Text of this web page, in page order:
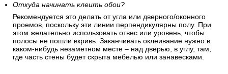
Откуда начинать клеить обои?
Рекомендуется это делать от угла или дверного/оконного
проемов, поскольку эти линии перпендикулярны полу. При
этом желательно использовать отвес или уровень, чтобы
полосы не пошли вкривь. Заканчивать оклеивание нужно в
каком-нибудь незаметном месте – над дверью, в углу, там,
где часть стены будет скрыта мебелью или занавесками.